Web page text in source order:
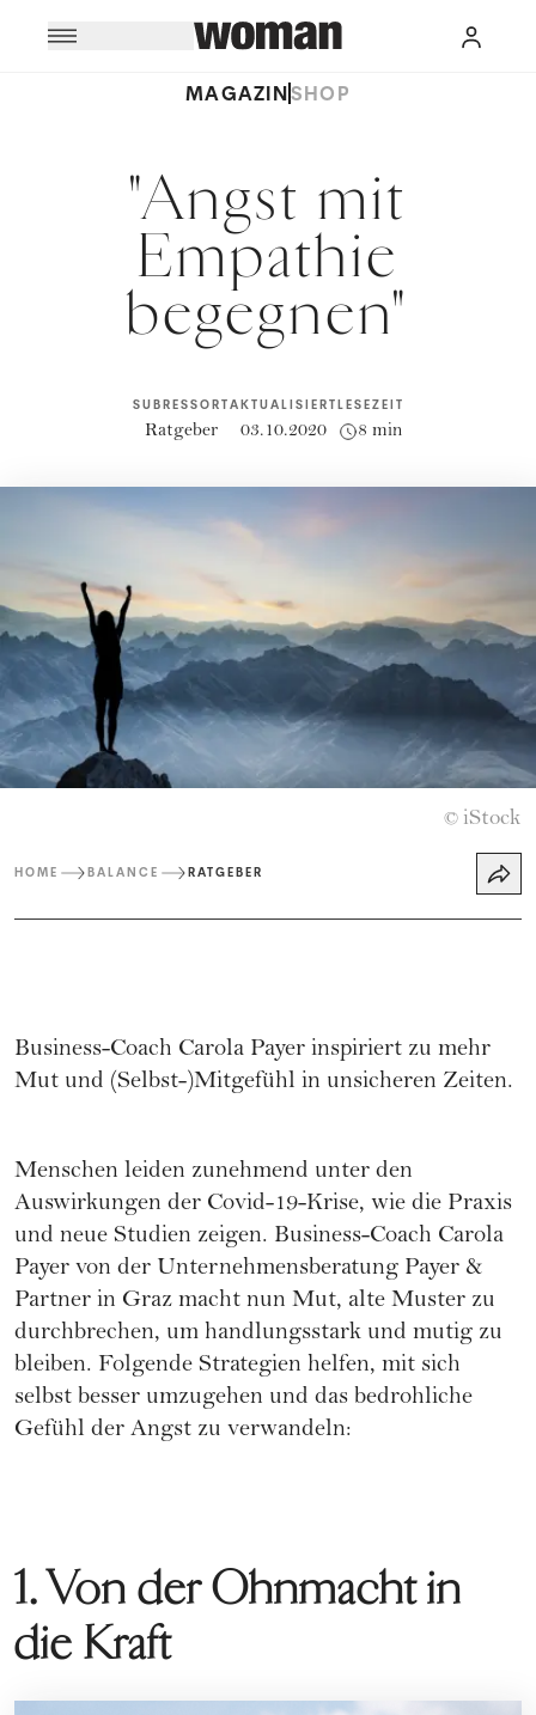
MAGAZINSHOP
"Angst mit
Empathie
begegnen"
SUBRESSORT
Ratgeber
AKTUALISIERT
03.10.2020
LESEZEIT
8 min
© iStock
HOME BALANCE RATGEBER
Business-Coach Carola Payer inspiriert zu mehr
Mut und (Selbst-)Mitgefühl in unsicheren Zeiten.
Menschen leiden zunehmend unter den
Auswirkungen der Covid-19-Krise, wie die Praxis
und neue Studien zeigen. Business-Coach Carola
Payer von der Unternehmensberatung Payer &
Partner in Graz macht nun Mut, alte Muster zu
durchbrechen, um handlungsstark und mutig zu
bleiben. Folgende Strategien helfen, mit sich
selbst besser umzugehen und das bedrohliche
Gefühl der Angst zu verwandeln:
1. Von der Ohnmacht in
die Kraft